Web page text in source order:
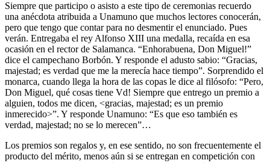
Siempre que participo o asisto a este tipo de ceremonias recuerdo
una anécdota atribuida a Unamuno que muchos lectores conocerán,
pero que tengo que contar para no desmentir el enunciado. Pues
verán. Entregaba el rey Alfonso XIII una medalla, recaída en esa
ocasión en el rector de Salamanca. “Enhorabuena, Don Miguel!”
dice el campechano Borbón. Y responde el adusto sabio: “Gracias,
majestad; es verdad que me la merecía hace tiempo”. Sorprendido el
monarca, cuando llega la hora de las copas le dice al filósofo: “Pero,
Don Miguel, qué cosas tiene Vd! Siempre que entrego un premio a
alguien, todos me dicen, <gracias, majestad; es un premio
inmerecido>”. Y responde Unamuno: “Es que eso también es
verdad, majestad; no se lo merecen”…
Los premios son regalos y, en ese sentido, no son frecuentemente el
producto del mérito, menos aún si se entregan en competición con